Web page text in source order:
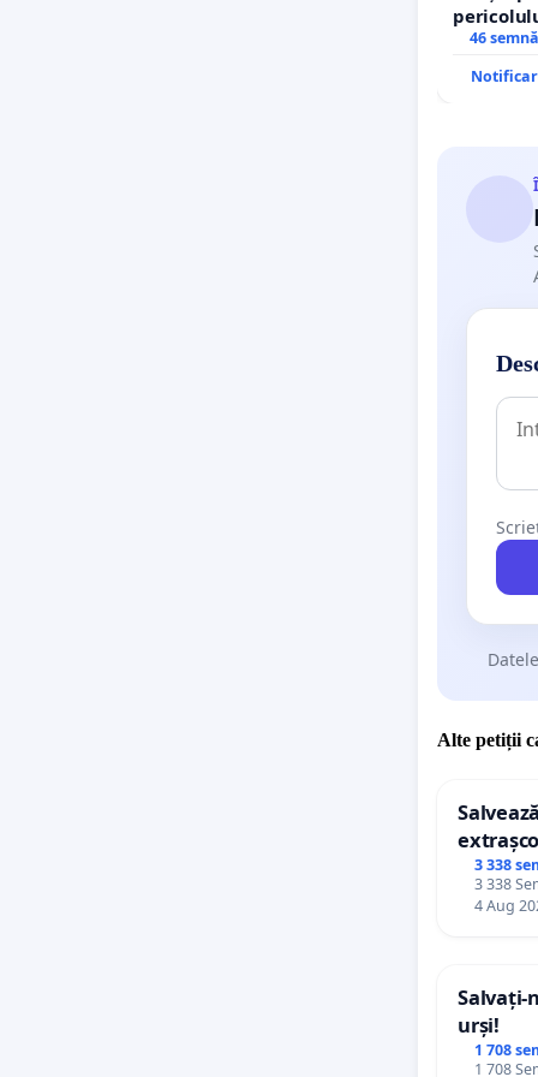
agresivi
46
Alte petiții
3 338
3 338
4 Aug
Salvați-
urși!
1 708
1 708